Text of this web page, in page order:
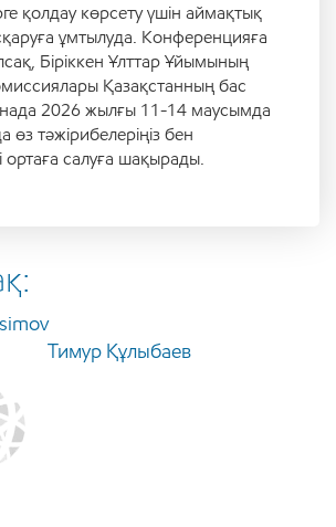
қолдау көрсету үшін аймақтық
ұмтылуда. Конференцияға
Біріккен Ұлттар Ұйымының
Қазақстанның бас
2026 жылғы 11-14 маусымда
өз тәжірибелеріңіз бен
ортаға салуға шақырады.
Тимур Құлыбаев